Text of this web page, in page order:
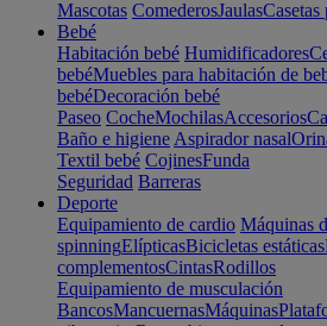
Mascotas ComederosJaulasCasetas
Bebé
Habitación bebé Humidificadores
bebéMuebles para habitación de
bebéDecoración bebé
Paseo CocheMochilasAccesorios
Baño e higiene Aspirador nasal
Textil bebé CojinesFunda
Seguridad Barreras
Deporte
Equipamiento de cardio Máquinas
spinningElípticasBicicletas estáticas
complementosCintasRodillos
Equipamiento de musculación
BancosMancuernasMáquinas